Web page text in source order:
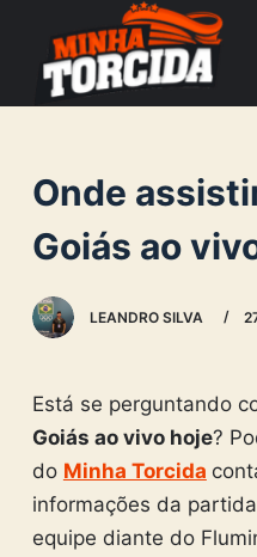
o
n
Onde
Goiás ao
LEANDRO SILVA
Está se perguntando
Goiás ao vivo hoje?
do Minha Torcida
informações da
equipe diante do